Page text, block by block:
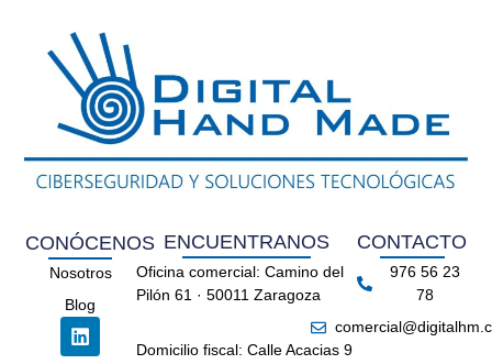
CONÓCENOS
Nosotros
Blog
ENCUENTRANOS
Oficina comercial: Camino del
Pilón 61 · 50011 Zaragoza
Domicilio fiscal: Calle Acacias 9
CONTACTO
976 56 23
78